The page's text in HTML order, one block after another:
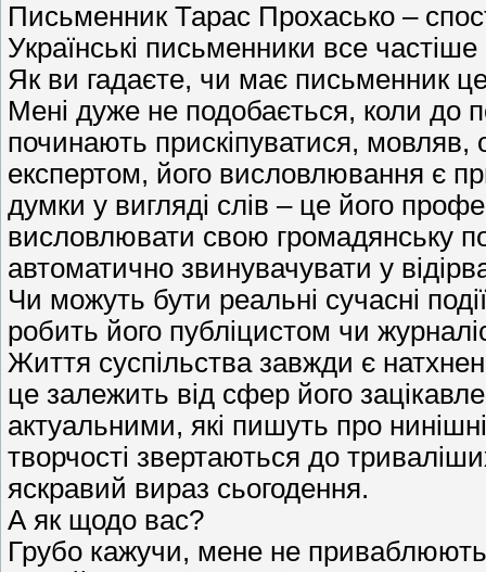
Письменник Тарас Прохасько –
Українські письменники все
Як ви гадаєте, чи має письменник
Мені дуже не подобається, коли до
починають прискіпуватися,
експертом, його висловлювання є
думки у вигляді слів – це його
висловлювати свою громадянську
автоматично звинувачувати у
Чи можуть бути реальні сучасні
робить його публіцистом чи
Життя суспільства завжди є
це залежить від сфер його
актуальними, які пишуть про
творчості звертаються до
яскравий вираз сьогодення.
А як щодо вас?
Грубо кажучи, мене не приваблюють